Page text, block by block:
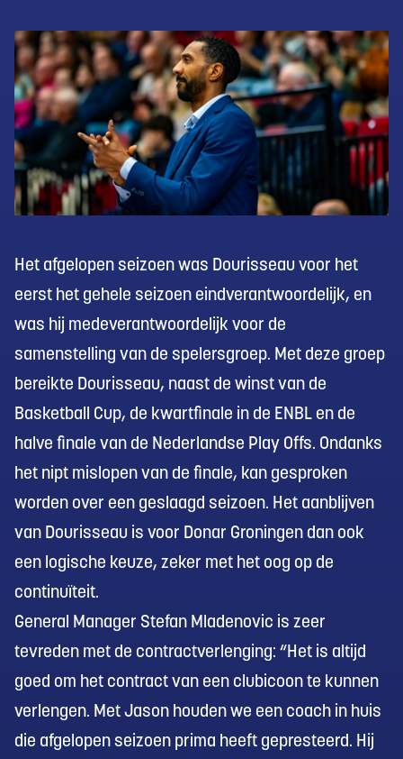
Het afgelopen seizoen was Dourisseau voor het
eerst het gehele seizoen eindverantwoordelijk, en
was hij medeverantwoordelijk voor de
samenstelling van de spelersgroep. Met deze groep
bereikte Dourisseau, naast de winst van de
Basketball Cup, de kwartfinale in de ENBL en de
halve finale van de Nederlandse Play Offs. Ondanks
het nipt mislopen van de finale, kan gesproken
worden over een geslaagd seizoen. Het aanblijven
van Dourisseau is voor Donar Groningen dan ook
een logische keuze, zeker met het oog op de
continuïteit.
General Manager Stefan Mladenovic is zeer
tevreden met de contractverlenging: “Het is altijd
goed om het contract van een clubicoon te kunnen
verlengen. Met Jason houden we een coach in huis
die afgelopen seizoen prima heeft gepresteerd. Hij